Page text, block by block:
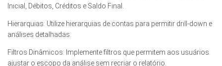
Inicial, Débitos, Créditos e Saldo Final.
Hierarquias: Utilize hierarquias de contas para permitir drill-down e
análises detalhadas.
Filtros Dinâmicos: Implemente filtros que permitem aos usuários
ajustar o escopo da análise sem recriar o relatório.